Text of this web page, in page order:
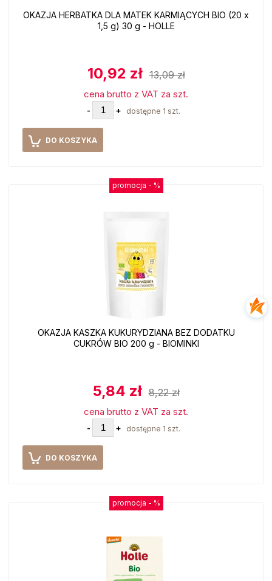
OKAZJA HERBATKA DLA MATEK KARMIĄCYCH BIO (20 x
1,5 g) 30 g - HOLLE
10,92 zł 13,09 zł
cena brutto z VAT za szt.
- + dostępne 1 szt.
DO KOSZYKA
OKAZJA KASZKA KUKURYDZIANA BEZ DODATKU
CUKRÓW BIO 200 g - BIOMINKI
5,84 zł 8,22 zł
cena brutto z VAT za szt.
- + dostępne 1 szt.
DO KOSZYKA
promocja - %
promocja - %